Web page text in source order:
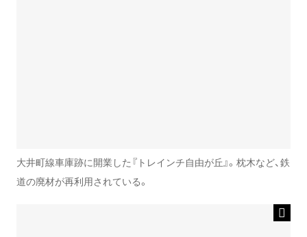
大井町線車庫跡に開業した『トレインチ自由が丘』。枕木など、鉄
道の廃材が再利用されている。